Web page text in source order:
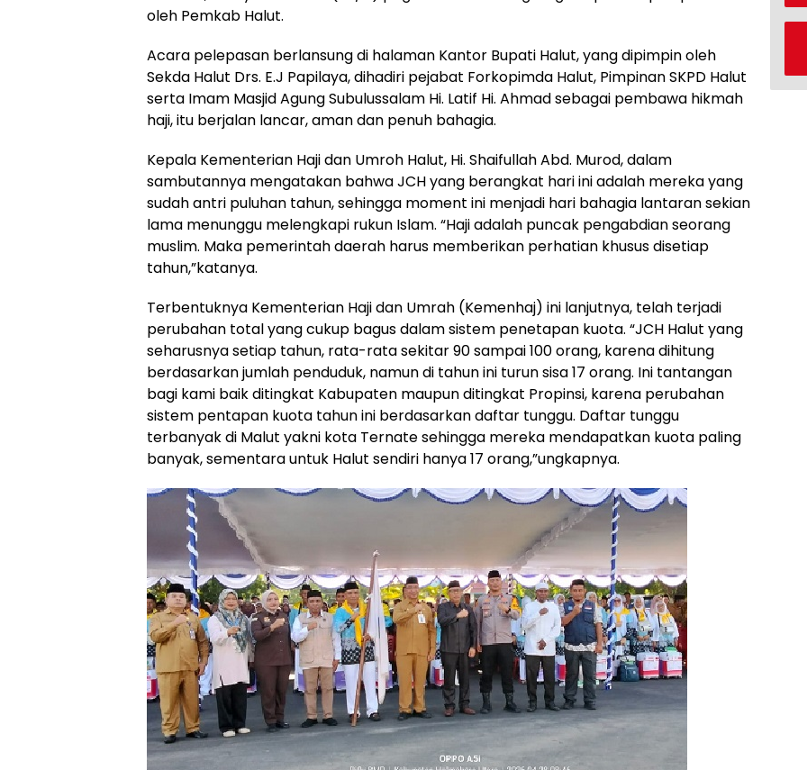
oleh Pemkab Halut.
Acara pelepasan berlansung di halaman Kantor Bupati Halut, yang dipimpin oleh
Sekda Halut Drs. E.J Papilaya, dihadiri pejabat Forkopimda Halut, Pimpinan SKPD Halut
serta Imam Masjid Agung Subulussalam Hi. Latif Hi. Ahmad sebagai pembawa hikmah
haji, itu berjalan lancar, aman dan penuh bahagia.
Kepala Kementerian Haji dan Umroh Halut, Hi. Shaifullah Abd. Murod, dalam
sambutannya mengatakan bahwa JCH yang berangkat hari ini adalah mereka yang
sudah antri puluhan tahun, sehingga moment ini menjadi hari bahagia lantaran sekian
lama menunggu melengkapi rukun Islam. “Haji adalah puncak pengabdian seorang
muslim. Maka pemerintah daerah harus memberikan perhatian khusus disetiap
tahun,”katanya.
Terbentuknya Kementerian Haji dan Umrah (Kemenhaj) ini lanjutnya, telah terjadi
perubahan total yang cukup bagus dalam sistem penetapan kuota. “JCH Halut yang
seharusnya setiap tahun, rata-rata sekitar 90 sampai 100 orang, karena dihitung
berdasarkan jumlah penduduk, namun di tahun ini turun sisa 17 orang. Ini tantangan
bagi kami baik ditingkat Kabupaten maupun ditingkat Propinsi, karena perubahan
sistem pentapan kuota tahun ini berdasarkan daftar tunggu. Daftar tunggu
terbanyak di Malut yakni kota Ternate sehingga mereka mendapatkan kuota paling
banyak, sementara untuk Halut sendiri hanya 17 orang,”ungkapnya.